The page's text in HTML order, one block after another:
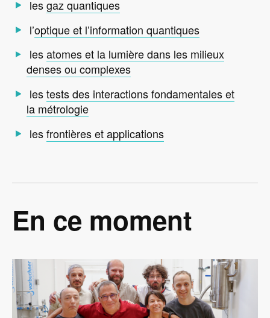
lesgaz quantiques
l’optique et l’information quantiques
lesatomes et la lumière dans les milieux
denses ou complexes
lestests des interactions fondamentales et
la métrologie
lesfrontières et applications
En ce moment
Image